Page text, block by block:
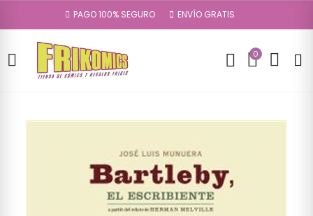
PAGO 100% SEGURO ENVÍO GRATIS
0